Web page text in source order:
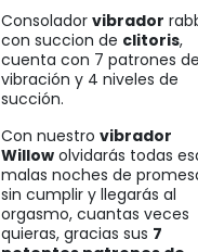
Consolador vibrador
con succion de clitoris,
cuenta con 7 patrones de
vibración y 4 niveles de
succión.
Con nuestro vibrador
Willow olvidarás todas
malas noches de
sin cumplir y llegarás al
orgasmo, cuantas veces
quieras, gracias sus 7